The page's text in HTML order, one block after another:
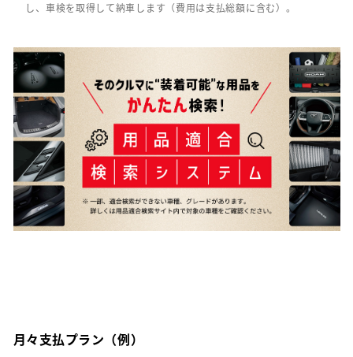
し、車検を取得して納車します（費用は支払総額に含む）。
月々支払プラン（例）